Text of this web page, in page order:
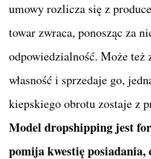
umowy rozlicza się z
towar zwraca, ponosząc za
odpowiedzialność. Może też
własność i sprzedaje go,
kiepskiego obrotu zostaje z
Model dropshipping jest
pomija kwestię posiadania,